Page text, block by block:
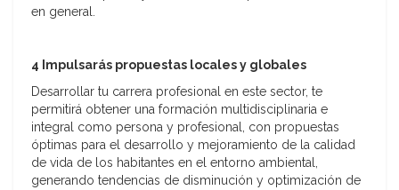
en general.
4 Impulsarás propuestas locales y globales
Desarrollar tu carrera profesional en este sector, te
permitirá obtener una formación multidisciplinaria e
integral como persona y profesional, con propuestas
óptimas para el desarrollo y mejoramiento de la calidad
de vida de los habitantes en el entorno ambiental,
generando tendencias de disminución y optimización de